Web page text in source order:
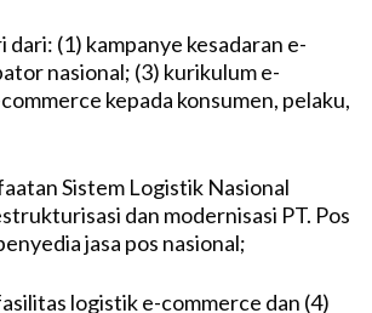
(1) kampanye kesadaran e-
nasional; (3) kurikulum e-
kepada konsumen, pelaku,
Sistem Logistik Nasional
dan modernisasi PT. Pos
jasa pos nasional;
logistik e-commerce dan (4)